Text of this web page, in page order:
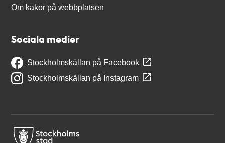
Om kakor på webbplatsen
Sociala medier
Stockholmskällan på Facebook
Stockholmskällan på Instagram